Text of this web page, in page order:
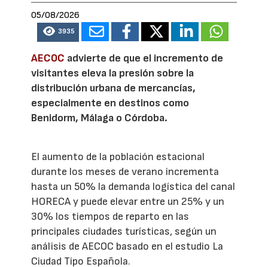
05/08/2026
3935
AECOC advierte de que el incremento de
visitantes eleva la presión sobre la
distribución urbana de mercancías,
especialmente en destinos como
Benidorm, Málaga o Córdoba.
El aumento de la población estacional
durante los meses de verano incrementa
hasta un 50% la demanda logística del canal
HORECA y puede elevar entre un 25% y un
30% los tiempos de reparto en las
principales ciudades turísticas, según un
análisis de AECOC basado en el estudio La
Ciudad Tipo Española.